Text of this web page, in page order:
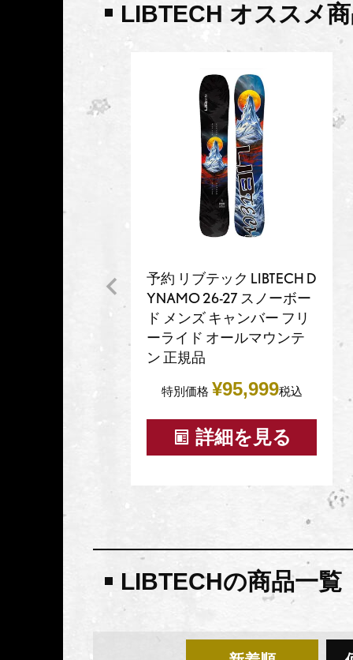
LIBTECH オススメ
予約 リブテック LIBTECH D
YNAMO 26-27 スノーボー
ド メンズ キャンバー フリ
ーライド オールマウンテ
ン 正規品
特別価格 ¥95,999税込
詳細を見る
LIBTECHの商品一覧